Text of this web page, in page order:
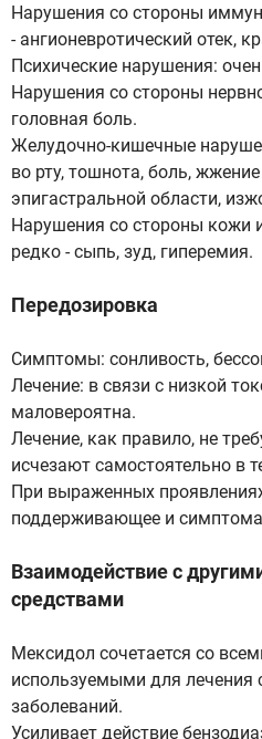
Нарушения со стороны
- ангионевротический отек,
Психические нарушения:
Нарушения со стороны
головная боль.
Желудочно-кишечные
во рту, тошнота, боль,
эпигастральной области,
Нарушения со стороны кожи
редко - сыпь, зуд, гиперемия.
Передозировка
Симптомы: сонливость,
Лечение: в связи с низкой
маловероятна.
Лечение, как правило, не
исчезают самостоятельно в
При выраженных
поддерживающее и
Взаимодействие с
средствами
Мексидол сочетается со
используемыми для лечения
заболеваний.
Усиливает действие